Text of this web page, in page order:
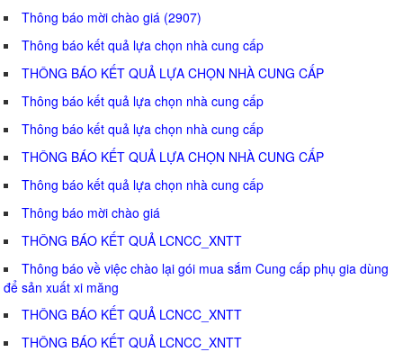
Thông báo mời chào giá (2907)
Thông báo kết quả lựa chọn nhà cung cấp
THÔNG BÁO KẾT QUẢ LỰA CHỌN NHÀ CUNG CẤP
Thông báo kết quả lựa chọn nhà cung cấp
Thông báo kết quả lựa chọn nhà cung cấp
THÔNG BÁO KẾT QUẢ LỰA CHỌN NHÀ CUNG CẤP
Thông báo kết quả lựa chọn nhà cung cấp
Thông báo mời chào giá
THÔNG BÁO KẾT QUẢ LCNCC_XNTT
Thông báo về việc chào lại gói mua sắm Cung cấp phụ gia dùng
để sản xuất xi măng
THÔNG BÁO KẾT QUẢ LCNCC_XNTT
THÔNG BÁO KẾT QUẢ LCNCC_XNTT